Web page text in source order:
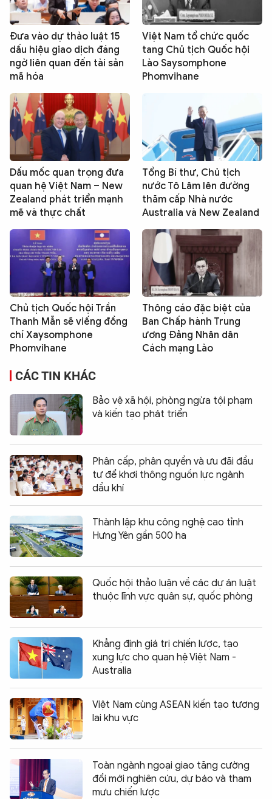
Đưa vào dự thảo luật 15
dấu hiệu giao dịch đáng
ngờ liên quan đến tài sản
mã hóa
Việt Nam tổ chức quốc
tang Chủ tịch Quốc hội
Lào Saysomphone
Phomvihane
Dấu mốc quan trọng đưa
quan hệ Việt Nam – New
Zealand phát triển mạnh
mẽ và thực chất
Tổng Bí thư, Chủ tịch
nước Tô Lâm lên đường
thăm cấp Nhà nước
Australia và New Zealand
Chủ tịch Quốc hội Trần
Thanh Mẫn sẽ viếng đồng
chí Xaysomphone
Phomvihane
Thông cáo đặc biệt của
Ban Chấp hành Trung
ương Đảng Nhân dân
Cách mạng Lào
CÁC TIN KHÁC
Bảo vệ xã hội, phòng ngừa tội phạm
và kiến tạo phát triển
Phân cấp, phân quyền và ưu đãi đầu
tư để khơi thông nguồn lực ngành
dầu khí
Thành lập khu công nghệ cao tỉnh
Hưng Yên gần 500 ha
Quốc hội thảo luận về các dự án luật
thuộc lĩnh vực quân sự, quốc phòng
Khẳng định giá trị chiến lược, tạo
xung lực cho quan hệ Việt Nam -
Australia
Việt Nam cùng ASEAN kiến tạo tương
lai khu vực
Toàn ngành ngoại giao tăng cường
đổi mới nghiên cứu, dự báo và tham
mưu chiến lược